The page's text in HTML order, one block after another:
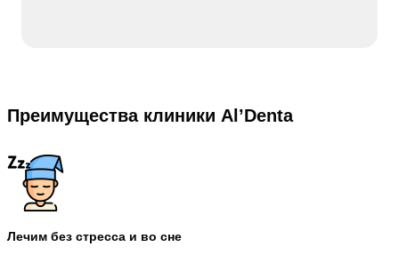
Преимущества клиники Al’Denta
Лечим без стресса и во сне